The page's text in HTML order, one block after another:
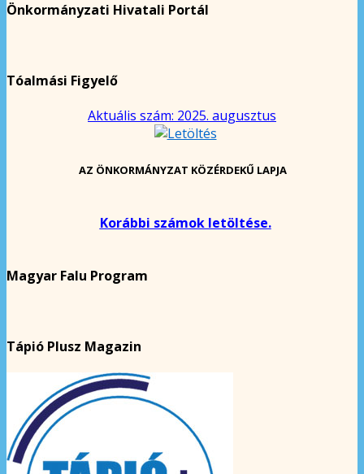
Önkormányzati Hivatali Portál
Tóalmási Figyelő
Aktuális szám: 2025. augusztus
AZ ÖNKORMÁNYZAT KÖZÉRDEKŰ LAPJA
Korábbi számok letöltése.
Magyar Falu Program
Tápió Plusz Magazin